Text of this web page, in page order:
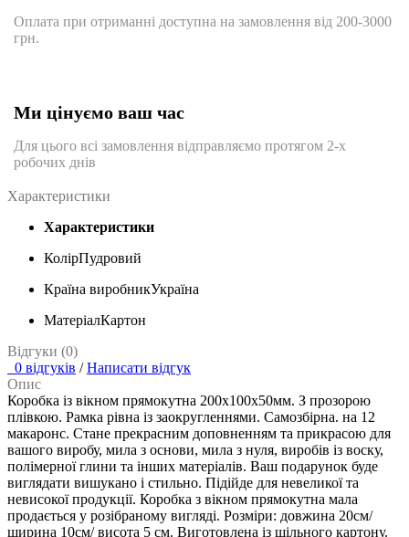
Оплата при отриманні доступна на замовлення від 200-3000
грн.
Ми цінуємо ваш час
Для цього всі замовлення відправляємо протягом 2-х
робочих днів
Характеристики
Характеристики
КолірПудровий
Країна виробникУкраїна
МатеріалКартон
Відгуки (0)
0 відгуків / Написати відгук
Опис
Коробка із вікном прямокутна 200х100х50мм. З прозорою
плівкою. Рамка рівна із заокругленнями. Самозбірна. на 12
макаронс. Стане прекрасним доповненням та прикрасою для
вашого виробу, мила з основи, мила з нуля, виробів із воску,
полімерної глини та інших матеріалів. Ваш подарунок буде
виглядати вишукано і стильно. Підійде для невеликої та
невисокої продукції. Коробка з вікном прямокутна мала
продається у розібраному вигляді. Розміри: довжина 20см/
ширина 10см/ висота 5 см. Виготовлена ​​із щільного картону.